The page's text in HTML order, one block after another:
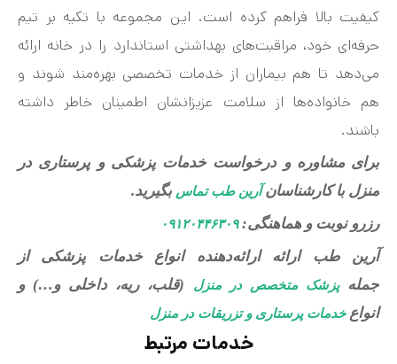
کیفیت بالا فراهم کرده است. این مجموعه با تکیه بر تیم
حرفه‌ای خود، مراقبت‌های بهداشتی استاندارد را در خانه ارائه
می‌دهد تا هم بیماران از خدمات تخصصی بهره‌مند شوند و
هم خانواده‌ها از سلامت عزیزانشان اطمینان خاطر داشته
باشند.
برای مشاوره و درخواست خدمات پزشکی و پرستاری در
منزل با کارشناسانآرین طب تماس بگیرید.
رزرو نوبت و هماهنگی:۰۹۱۲۰۴۴۶۳۰۹
آرین طب ارائه ارائه‌دهنده انواع خدمات پزشکی از
جملهپزشک متخصص در منزل
(قلب، ریه، داخلی و…) و
انواعخدمات پرستاری و تزریقات در منزل
خدمات مرتبط